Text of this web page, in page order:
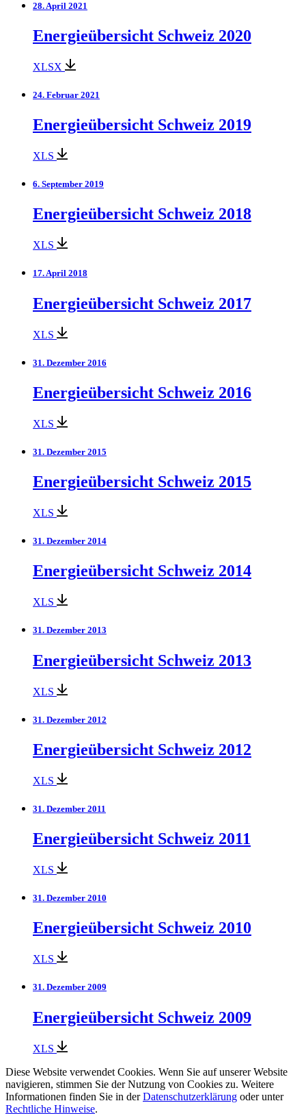
28. April 2021
Energieübersicht Schweiz 2020
XLSX
24. Februar 2021
Energieübersicht Schweiz 2019
XLS
6. September 2019
Energieübersicht Schweiz 2018
XLS
17. April 2018
Energieübersicht Schweiz 2017
XLS
31. Dezember 2016
Energieübersicht Schweiz 2016
XLS
31. Dezember 2015
Energieübersicht Schweiz 2015
XLS
31. Dezember 2014
Energieübersicht Schweiz 2014
XLS
31. Dezember 2013
Energieübersicht Schweiz 2013
XLS
31. Dezember 2012
Energieübersicht Schweiz 2012
XLS
31. Dezember 2011
Energieübersicht Schweiz 2011
XLS
31. Dezember 2010
Energieübersicht Schweiz 2010
XLS
31. Dezember 2009
Energieübersicht Schweiz 2009
XLS
Diese Website verwendet Cookies. Wenn Sie auf unserer Website
navigieren, stimmen Sie der Nutzung von Cookies zu. Weitere
Informationen finden Sie in derDatenschutzerklärung oder unter
Rechtliche Hinweise.